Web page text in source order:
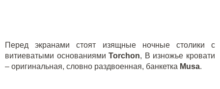
Перед экранами стоят изящные ночные столики с
витиеватыми основаниямиTorchon, В изножье кровати
– оригинальная, словно раздвоенная, банкетка Musa.